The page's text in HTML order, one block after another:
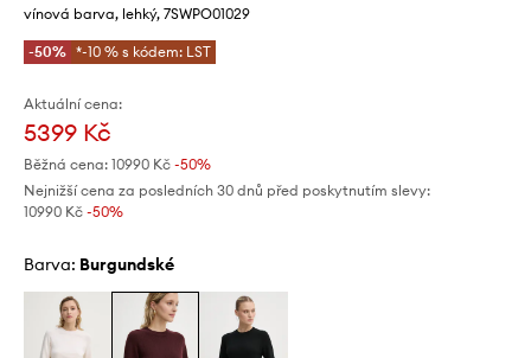
vínová barva, lehký, 7SWPO01029
-50% *-10 % s kódem: LST
Aktuální cena:
5399 Kč
Běžná cena: 10990 Kč -50%
Nejnižší cena za posledních 30 dnů před poskytnutím slevy:
10990 Kč -50%
Barva: burgundské